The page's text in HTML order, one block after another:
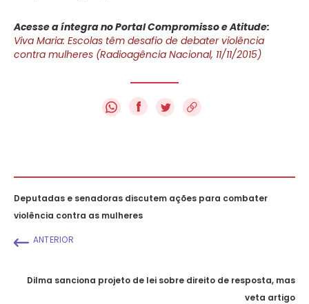
Acesse a íntegra no Portal Compromisso e Atitude:
Viva Maria: Escolas têm desafio de debater violência
contra mulheres (Radioagência Nacional, 11/11/2015)
f
Deputadas e senadoras discutem ações para combater
violência contra as mulheres
ANTERIOR
Dilma sanciona projeto de lei sobre direito de resposta, mas
veta artigo